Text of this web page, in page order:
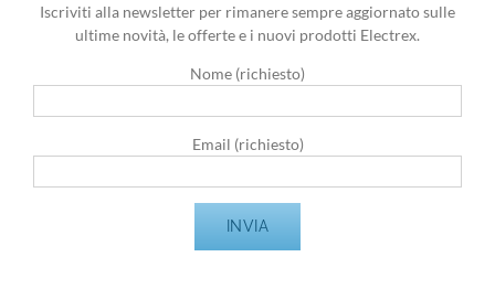
Iscriviti alla newsletter per rimanere sempre aggiornato sulle
ultime novità, le offerte e i nuovi prodotti Electrex.
Nome (richiesto)
Email (richiesto)